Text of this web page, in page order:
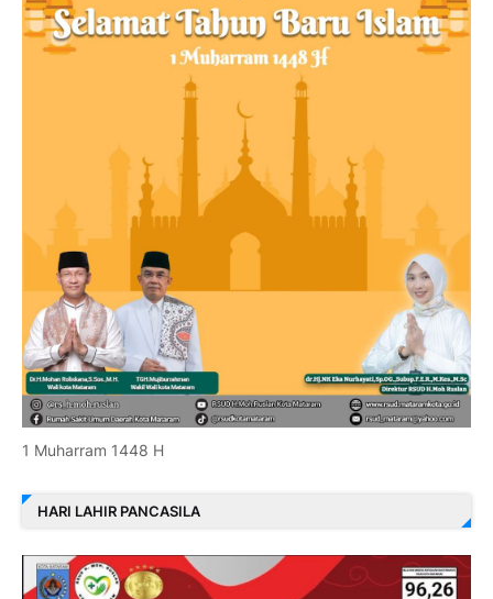
1 Muharram 1448 H
HARI LAHIR PANCASILA